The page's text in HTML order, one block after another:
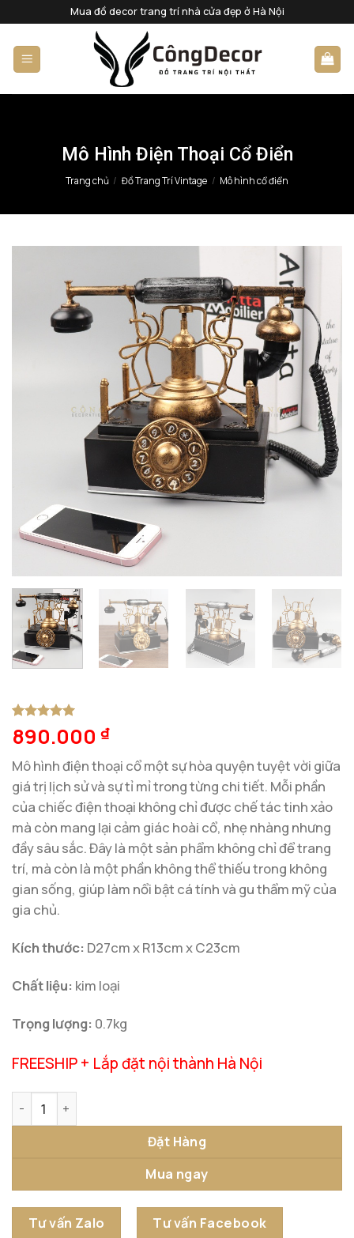
qua
nội
dung
Mua đồ decor trang trí nhà cửa đẹp ở Hà Nội
Mô Hình Điện Thoại Cổ Điển
Trang chủ / Đồ Trang Trí Vintage / Mô hình cổ điển
5trên 5
dựa trên
1
890.000 ₫
Mô hình điện thoại cổ một sự hòa quyện tuyệt vời giữa
giá trị lịch sử và sự tỉ mỉ trong từng chi tiết. Mỗi phần
của chiếc điện thoại không chỉ được chế tác tinh xảo
mà còn mang lại cảm giác hoài cổ, nhẹ nhàng nhưng
đầy sâu sắc. Đây là một sản phẩm không chỉ để trang
trí, mà còn là một phần không thể thiếu trong không
gian sống, giúp làm nổi bật cá tính và gu thẩm mỹ của
gia chủ.
Kích thước: D27cm x R13cm x C23cm
Chất liệu: kim loại
Trọng lượng: 0.7kg
FREESHIP + Lắp đặt nội thành Hà Nội
Mô Hình Điện Thoại Cổ Điển số lượng
Đặt Hàng
Mua ngay
Tư vấn Zalo Tư vấn Facebook